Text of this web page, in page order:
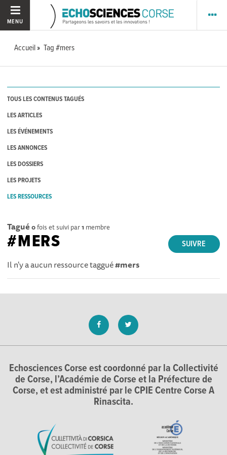
MENU
Accueil Tag #mers
TOUS LES CONTENUS TAGUÉS
LES ARTICLES
LES ÉVÉNEMENTS
LES ANNONCES
LES DOSSIERS
LES PROJETS
LES RESSOURCES
Tagué 0fois et suivi par1 membre
SUIVRE
#MERS
Il n'y a aucun ressource taggué#mers
Echosciences Corse est coordonné par la Collectivité
de Corse, l’Académie de Corse et la Préfecture de
Corse, et est administré par le CPIE Centre Corse A
Rinascita.